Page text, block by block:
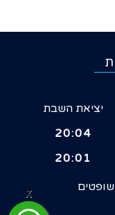
יציאת השבת
20:04
20:01
X